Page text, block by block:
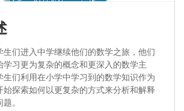
生们进入中学继续他们的数学之旅，他们
学习更为复杂的概念和更深入的数学主
生们利用在小学中学习到的数学知识作为
始探索如何以更复杂的方式来分析和解释
。